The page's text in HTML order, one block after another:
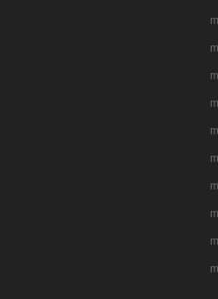
カードファイト!! ヴァンガ